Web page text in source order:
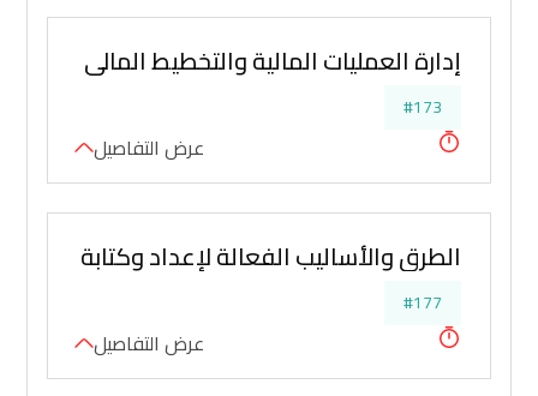
إدارة العمليات المالية والتخطيط المالي
#173
عرض التفاصيل
الطرق والأساليب الفعالة لإعداد وكتابة التقارير
#177
عرض التفاصيل